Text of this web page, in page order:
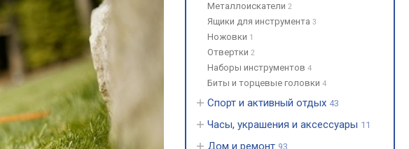
Металлоискатели 2
Ящики для инструмента 3
Ножовки 1
Отвертки 2
Наборы инструментов 4
Биты и торцевые головки 4
Спорт и активный отдых 43
Часы, украшения и аксессуары 11
Дом и ремонт 93